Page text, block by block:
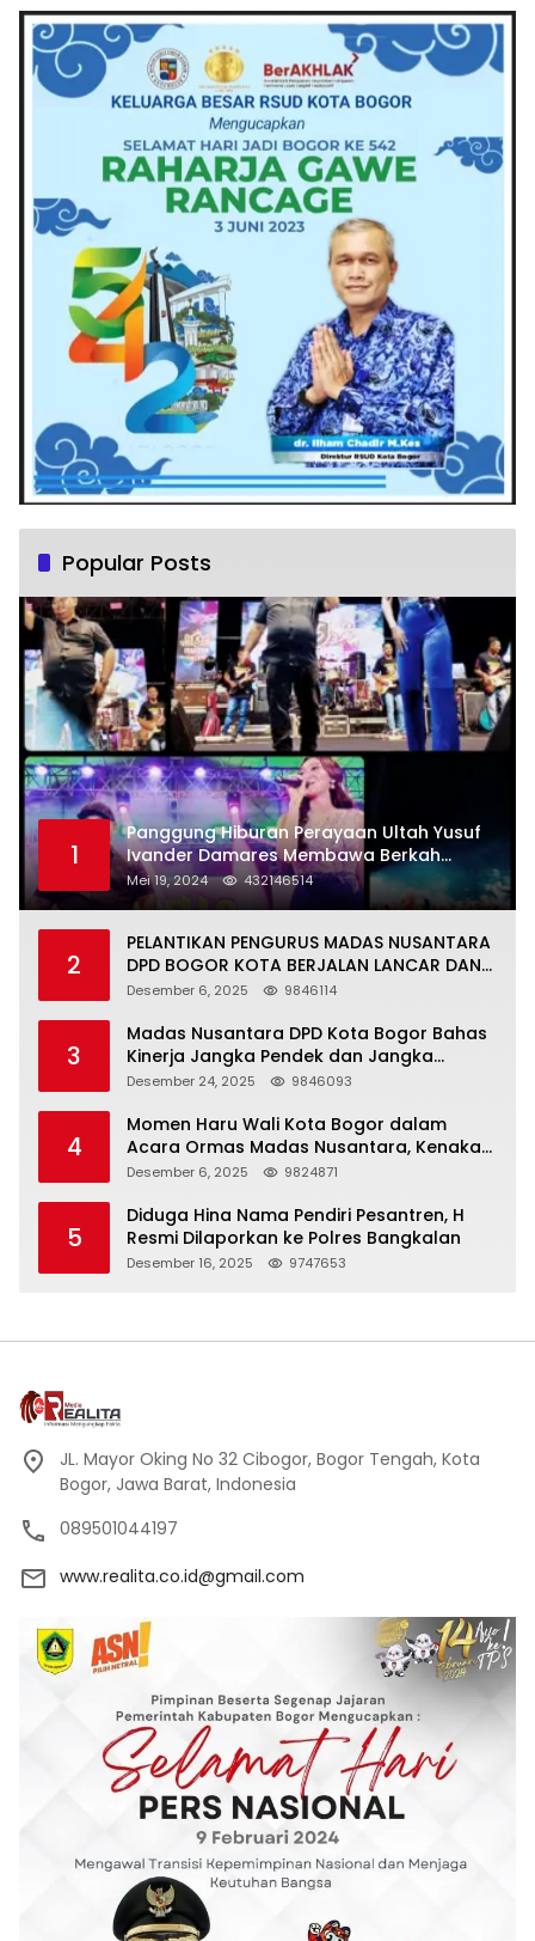
Popular Posts
1
Panggung Hiburan Perayaan Ultah Yusuf
Ivander Damares Membawa Berkah
Warga Kejapanan
Mei 19, 2024 432146514
2
PELANTIKAN PENGURUS MADAS NUSANTARA
DPD BOGOR KOTA BERJALAN LANCAR DAN
KHIDMAT
Desember 6, 2025 9846114
3
Madas Nusantara DPD Kota Bogor Bahas
Kinerja Jangka Pendek dan Jangka
Panjang
Desember 24, 2025 9846093
4
Momen Haru Wali Kota Bogor dalam
Acara Ormas Madas Nusantara, Kenakan
Peci Hitam Tinggi sebagai Simbol
Desember 6, 2025 9824871
5
Diduga Hina Nama Pendiri Pesantren, H
Resmi Dilaporkan ke Polres Bangkalan
Desember 16, 2025 9747653
JL. Mayor Oking No 32 Cibogor, Bogor Tengah, Kota
Bogor, Jawa Barat, Indonesia
089501044197
www.realita.co.id@gmail.com